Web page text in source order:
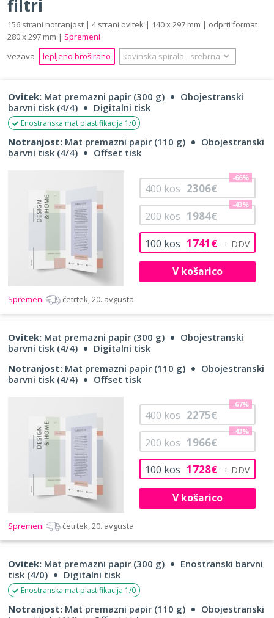
filtri
156 strani notranjost | 4 strani ovitek | 140 x 297 mm | odprti format
280 x 297 mm | Spremeni
vezava
lepljeno broširano kovinska spirala ‐ srebrna
Ovitek: Mat premazni papir (300 g)
Obojestranski
barvni tisk (4/4)
Digitalni tisk
Enostranska mat plastifikacija 1/0
Notranjost: Mat premazni papir (110 g)
Obojestranski
barvni tisk (4/4)
Offset tisk
100 kos 1741€
200 kos 1984€
-43%
400 kos 2306€
-66%
V košarico
Spremeni četrtek, 20. avgusta
Ovitek: Mat premazni papir (300 g)
Obojestranski
barvni tisk (4/4)
Digitalni tisk
Notranjost: Mat premazni papir (110 g)
Obojestranski
barvni tisk (4/4)
Offset tisk
100 kos 1728€
200 kos 1966€
-43%
400 kos 2275€
-67%
V košarico
Spremeni četrtek, 20. avgusta
Ovitek: Mat premazni papir (300 g)
Enostranski barvni
tisk (4/0)
Digitalni tisk
Enostranska mat plastifikacija 1/0
Notranjost: Mat premazni papir (110 g)
Obojestranski